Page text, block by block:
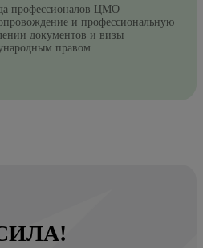
профессионалов ЦМО
и профессиональную
документов и визы
правом